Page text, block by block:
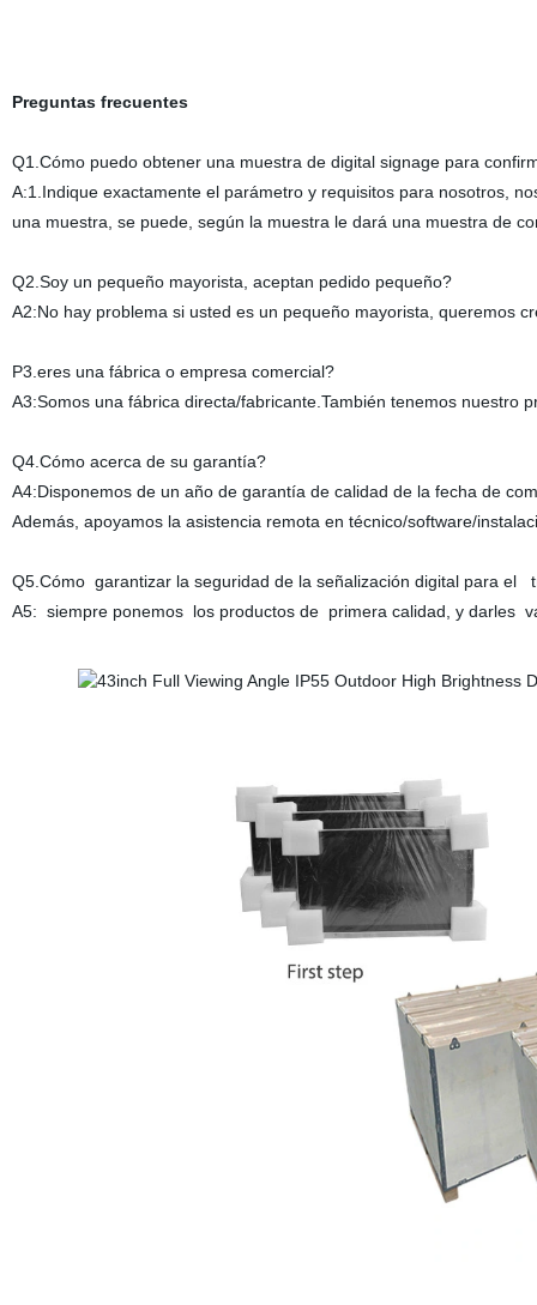
Preguntas frecuentes
Q1.Cómo puedo obtener una muestra de digital signage para
A:1.Indique exactamente el parámetro y requisitos para nosotros,
una muestra, se puede, según la muestra le dará una muestra de
Q2.Soy un pequeño mayorista, aceptan pedido pequeño?
A2:No hay problema si usted es un pequeño mayorista, queremos
P3.eres una fábrica o empresa comercial?
A3:Somos una fábrica directa/fabricante.También tenemos nuestro
Q4.Cómo acerca de su garantía?
A4:Disponemos de un año de garantía de calidad de la fecha de
Además, apoyamos la asistencia remota en técnico/software/
Q5.Cómo garantizar la seguridad de la señalización digital para el
A5: siempre ponemos los productos de primera calidad, y darles